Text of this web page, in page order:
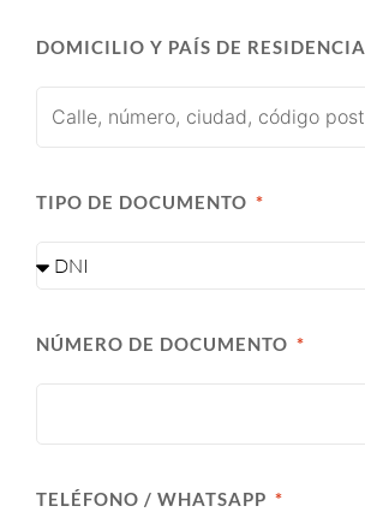
DOMICILIO Y PAÍS DE RESIDENCIA
TIPO DE DOCUMENTO
NÚMERO DE DOCUMENTO
TELÉFONO / WHATSAPP